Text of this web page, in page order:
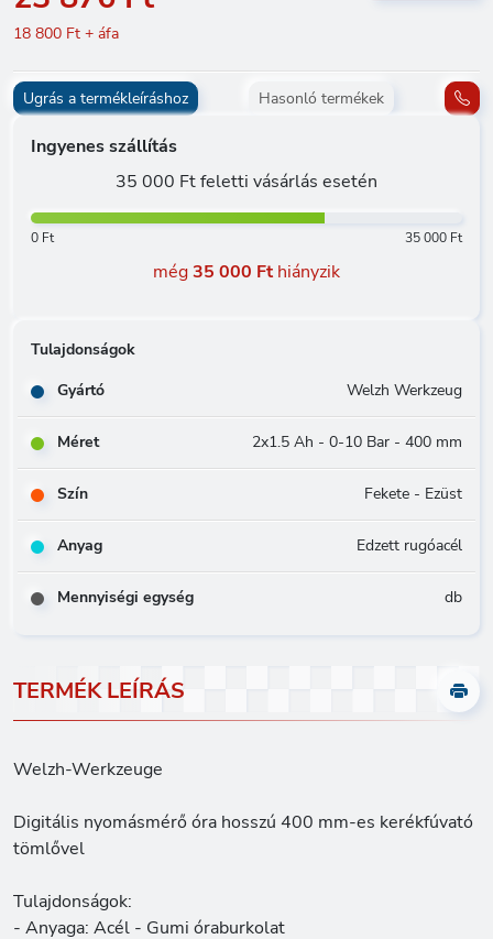
TERMÉK LEÍRÁS
Welzh-Werkzeuge
Digitális nyomásmérő óra hosszú 400 mm-es kerékfúvató
tömlővel
Tulajdonságok:
- Anyaga: Acél - Gumi óraburkolat
18 800 Ft + áfa
Ugrás a termékleíráshoz Hasonló termékek
Ingyenes szállítás
35 000 Ft feletti vásárlás esetén
0 Ft 35 000 Ft
még35 000 Fthiányzik
Tulajdonságok
Gyártó
Welzh Werkzeug
Méret 2x1.5 Ah - 0-10 Bar - 400 mm
Szín Fekete - Ezüst
Anyag Edzett rugóacél
Mennyiségi egység db